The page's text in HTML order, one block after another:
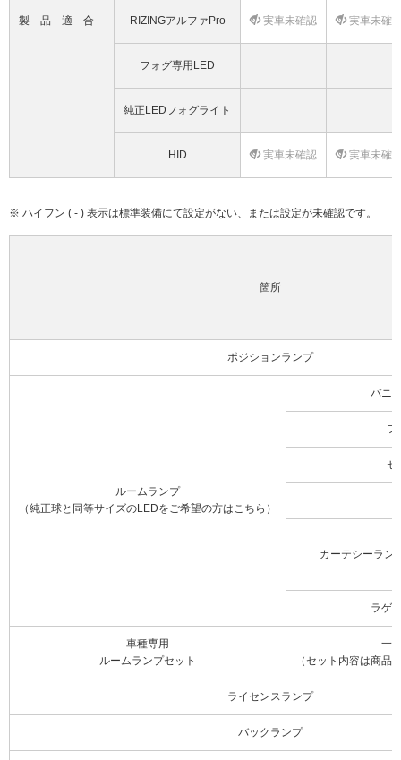
製品適合 RIZINGアルファPro 実車未確認 実車未確
フォグ専用LED
純正LEDフォグライト
HID 実車未確認 実車未確
※ ハイフン ( - ) 表示は標準装備にて設定がない、または設定が未確認です。
箇所
ポジションランプ
ルームランプ
（純正球と同等サイズのLEDをご希望の方はこちら）
バニ
フ
セ
カーテシーラン
ラゲ
車種専用
ルームランプセット
一
（セット内容は商品
ライセンスランプ
バックランプ